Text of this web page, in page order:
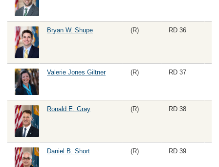
Bryan W. Shupe (R) RD 36
Valerie Jones Giltner (R) RD 37
Ronald E. Gray (R) RD 38
Daniel B. Short (R) RD 39